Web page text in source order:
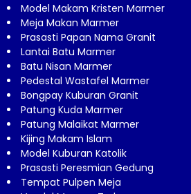
Model Makam Kristen Marmer
Meja Makan Marmer
Prasasti Papan Nama Granit
Lantai Batu Marmer
Batu Nisan Marmer
Pedestal Wastafel Marmer
Bongpay Kuburan Granit
Patung Kuda Marmer
Patung Malaikat Marmer
Kijing Makam Islam
Model Kuburan Katolik
Prasasti Peresmian Gedung
Tempat Pulpen Meja